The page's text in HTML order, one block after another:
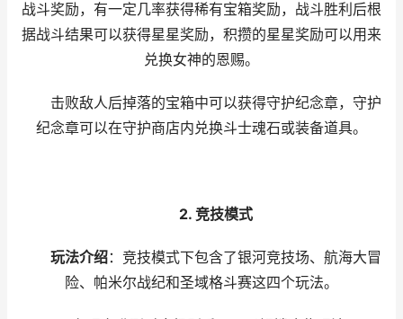
战斗奖励，有一定几率获得稀有宝箱奖励，战斗胜利后根
据战斗结果可以获得星星奖励，积攒的星星奖励可以用来
兑换女神的恩赐。
击败敌人后掉落的宝箱中可以获得守护纪念章，守护
纪念章可以在守护商店内兑换斗士魂石或装备道具。
2. 竞技模式
玩法介绍：竞技模式下包含了银河竞技场、航海大冒
险、帕米尔战纪和圣域格斗赛这四个玩法。